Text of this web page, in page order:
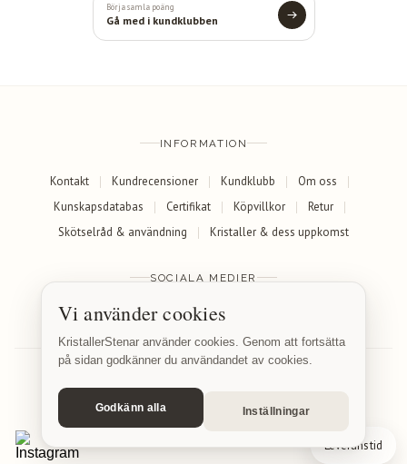
Börja samla poäng
Gå med i kundklubben
INFORMATION
Kontakt Kundrecensioner Kundklubb
Om oss
Kunskapsdatabas
Certifikat Köpvillkor
Retur
Skötselråd & användning
Kristaller & dess uppkomst
SOCIALA MEDIER
Facebook
Vi använder cookies
KristallerStenar använder cookies. Genom att fortsätta
på sidan godkänner du användandet av cookies.
Godkänn alla Inställningar